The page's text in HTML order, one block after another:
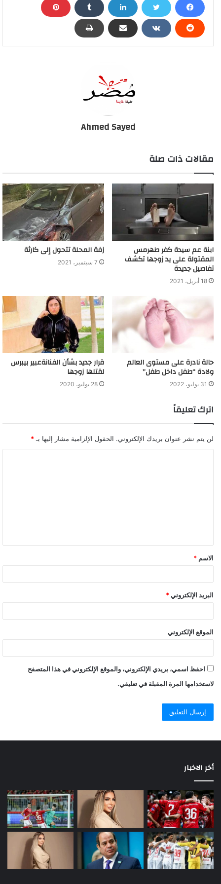
1.4مليون جنية
Ahmed Sayed
مقالات ذات صلة
ابنة عم سيدة كفر طهرمس
المقتولة على يد زوجها تكشف
تفاصيل جديدة
18 أبريل، 2021
زفة المحلة تتحول إلى كارثة
7 سبتمبر، 2021
حالة نادرة على مستوى العالم
ولادة “طفل داخل طفل”
31 يوليو، 2022
قرار جديد بشأن الفنانةعبير بيبرس
لقتلها زوجها
28 يوليو، 2020
اترك تعليقاً
لن يتم نشر عنوان بريدك الإلكتروني. الحقول الإلزامية مشار إليها بـ *
الاسم *
البريد الإلكتروني *
الموقع الإلكتروني
احفظ اسمي، بريدي الإلكتروني، والموقع الإلكتروني في هذا المتصفح
لاستخدامها المرة المقبلة في تعليقي.
أخر الاخبار